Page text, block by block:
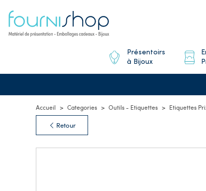
Présentoirs
à Bijoux
Accueil Categories Outils - Etiquettes Etiquettes
Retour